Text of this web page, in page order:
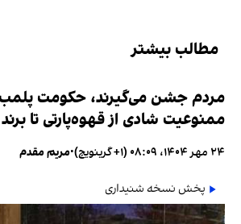
مطالب بیشتر
مردم جشن می‌گیرند، حکومت
ممنوعیت شادی از قهوه‌پارتی تا
۲۴ مهر ۱۴۰۴، ۰۸:۰۹ (‎+۱ گرینویچ) •مریم مقدم
پخش نسخه شنیداری